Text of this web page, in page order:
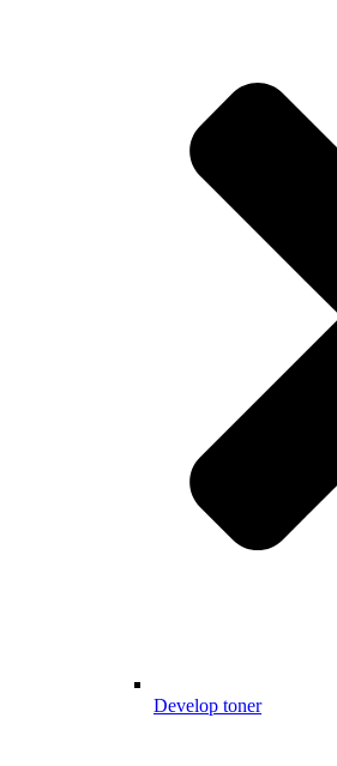
Develop toner